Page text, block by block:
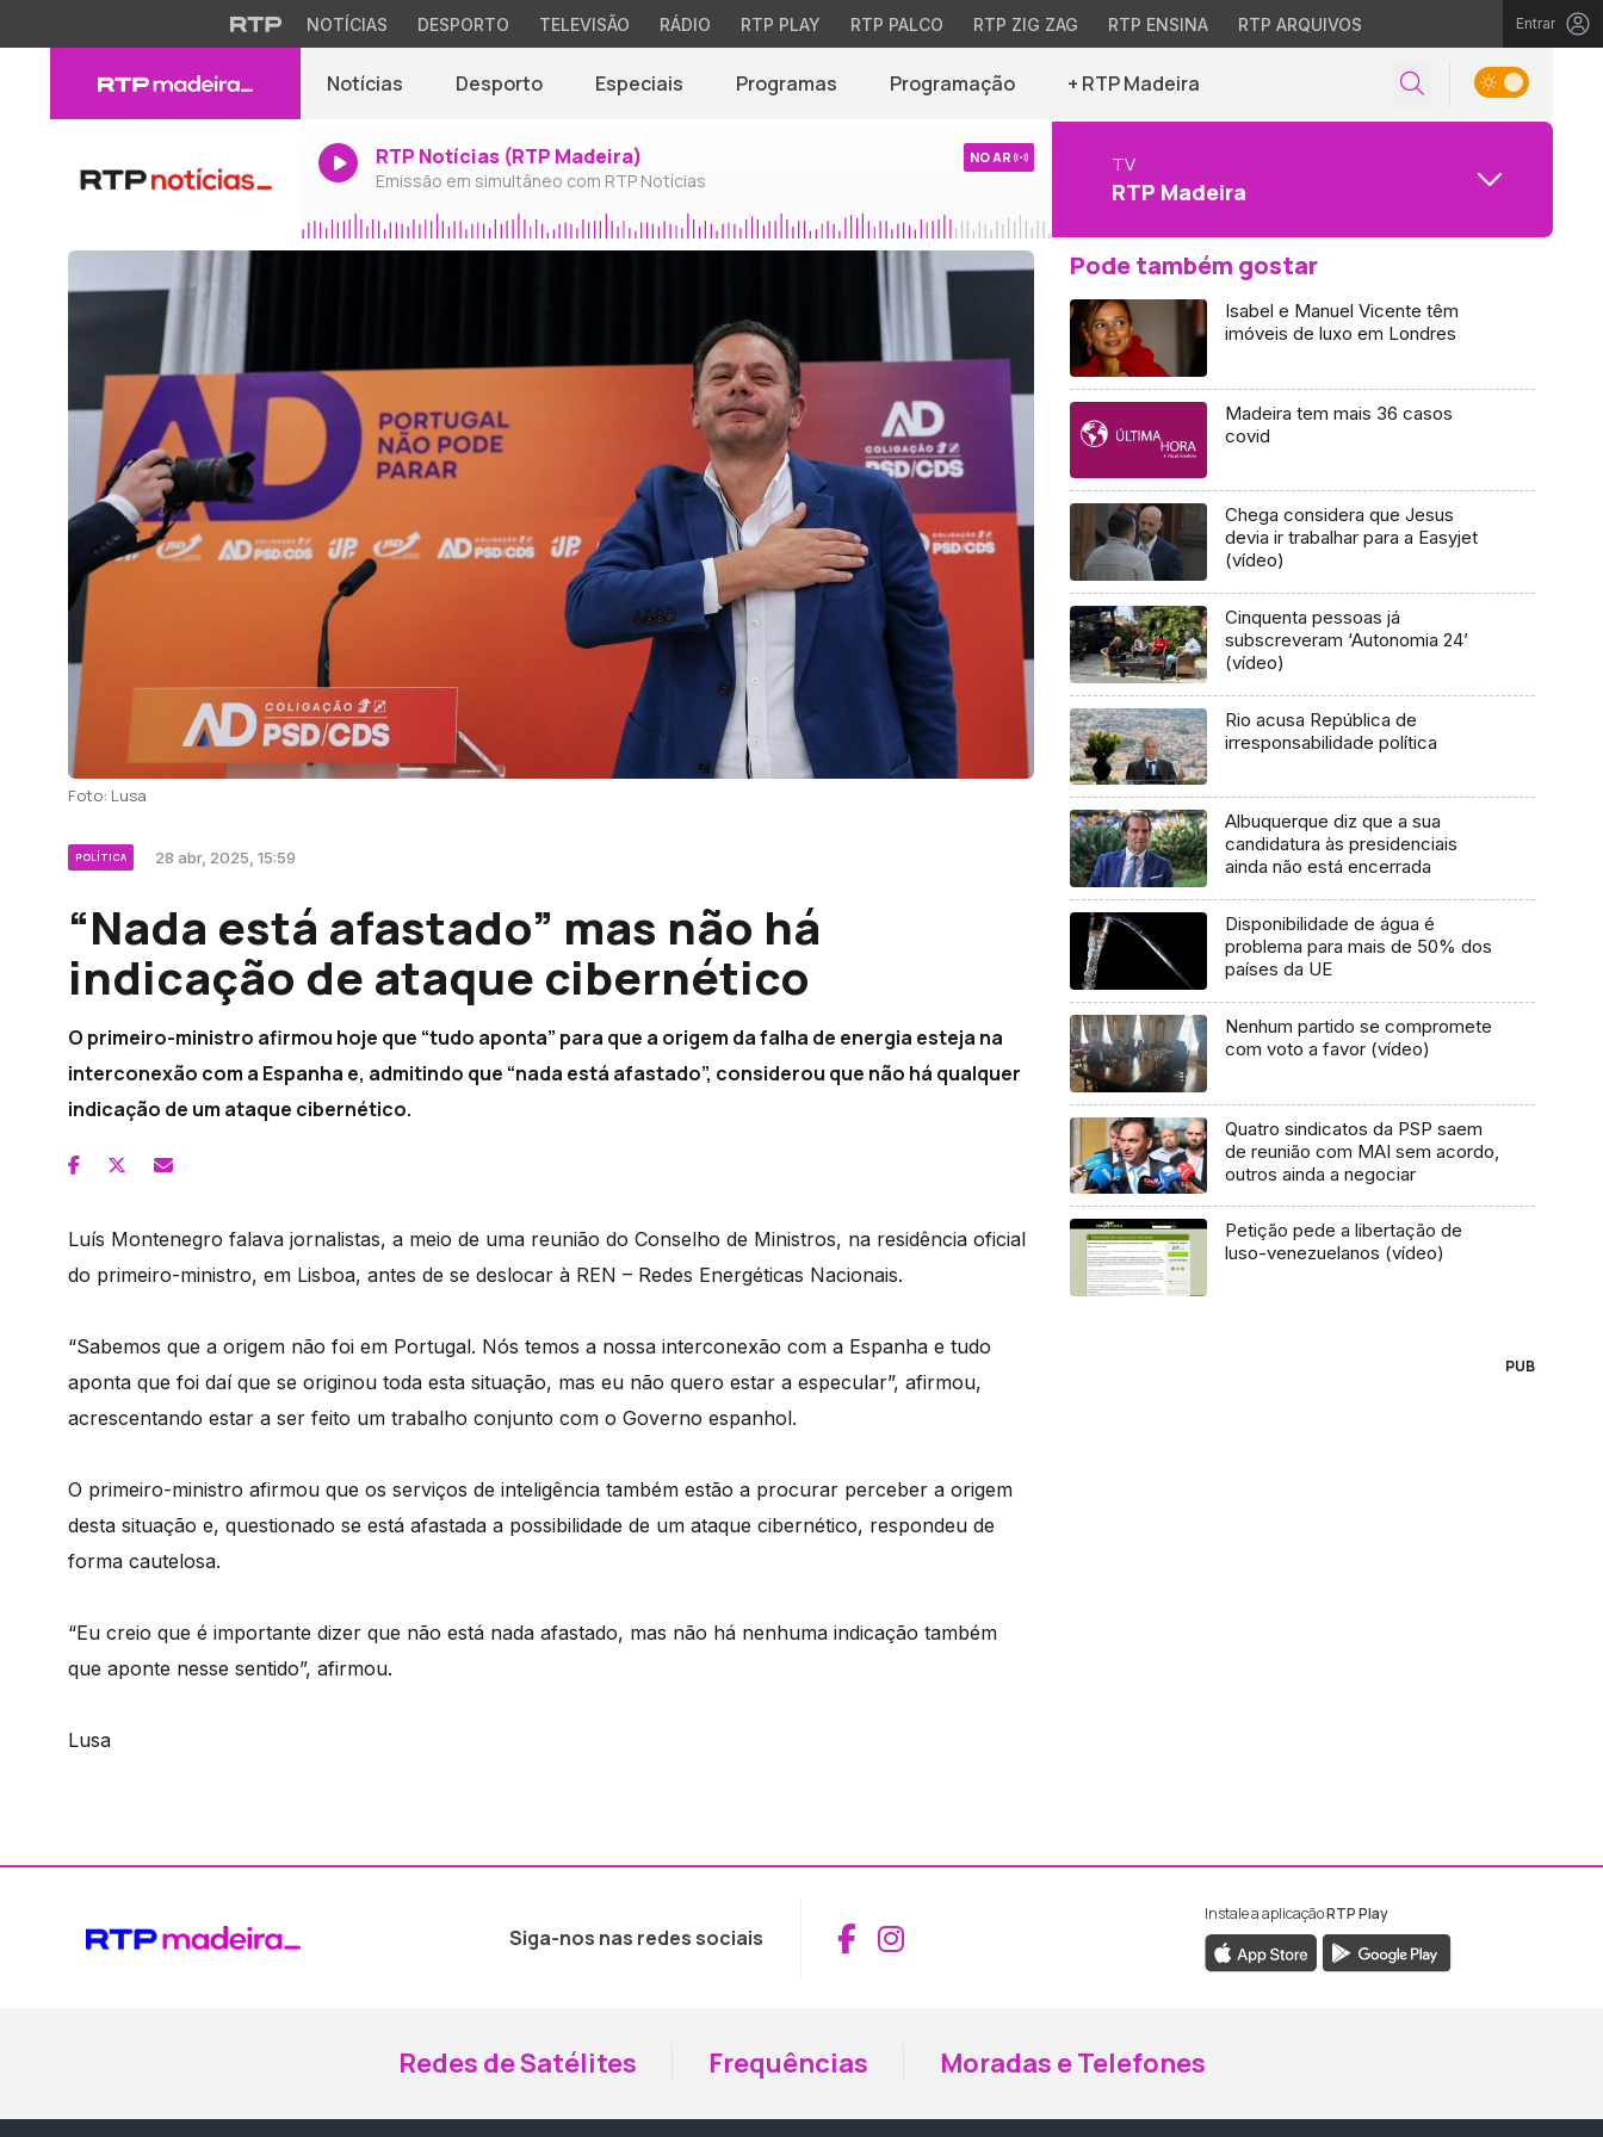
NOTÍCIAS DESPORTO TELEVISÃO RÁDIO RTP PLAY RTP PALCO RTP ZIG ZAG RTP ENSINA RTP ARQUIVOS Entrar
Notícias Desporto Especiais Programas Programação + RTP Madeira
RTP Notícias (RTP Madeira)
Emissão em simultâneo com RTP Notícias
NO AR TV
RTP Madeira
Foto: Lusa
POLÍTICA 28 abr, 2025, 15:59
“Nada está afastado” mas não há
indicação de ataque cibernético
O primeiro-ministro afirmou hoje que “tudo aponta” para que a origem da falha de energia esteja na
interconexão com a Espanha e, admitindo que “nada está afastado”, considerou que não há qualquer
indicação de um ataque cibernético.
Luís Montenegro falava jornalistas, a meio de uma reunião do Conselho de Ministros, na residência oficial
do primeiro-ministro, em Lisboa, antes de se deslocar à REN – Redes Energéticas Nacionais.
“Sabemos que a origem não foi em Portugal. Nós temos a nossa interconexão com a Espanha e tudo
aponta que foi daí que se originou toda esta situação, mas eu não quero estar a especular”, afirmou,
acrescentando estar a ser feito um trabalho conjunto com o Governo espanhol.
O primeiro-ministro afirmou que os serviços de inteligência também estão a procurar perceber a origem
desta situação e, questionado se está afastada a possibilidade de um ataque cibernético, respondeu de
forma cautelosa.
“Eu creio que é importante dizer que não está nada afastado, mas não há nenhuma indicação também
que aponte nesse sentido”, afirmou.
Lusa
Pode também gostar
Isabel e Manuel Vicente têm
imóveis de luxo em Londres
Madeira tem mais 36 casos
covid
Chega considera que Jesus
devia ir trabalhar para a Easyjet
(vídeo)
Cinquenta pessoas já
subscreveram ‘Autonomia 24’
(vídeo)
Rio acusa República de
irresponsabilidade política
Albuquerque diz que a sua
candidatura às presidenciais
ainda não está encerrada
Disponibilidade de água é
problema para mais de 50% dos
países da UE
Nenhum partido se compromete
com voto a favor (vídeo)
Quatro sindicatos da PSP saem
de reunião com MAI sem acordo,
outros ainda a negociar
Petição pede a libertação de
luso-venezuelanos (vídeo)
PUB
Siga-nos nas redes sociais Aceder ao Facebook da RTP Madeira
Aceder ao Instagram da RTP Madeira
Instale a aplicaçãoRTP Play
Redes de Satélites Frequências Moradas e Telefones